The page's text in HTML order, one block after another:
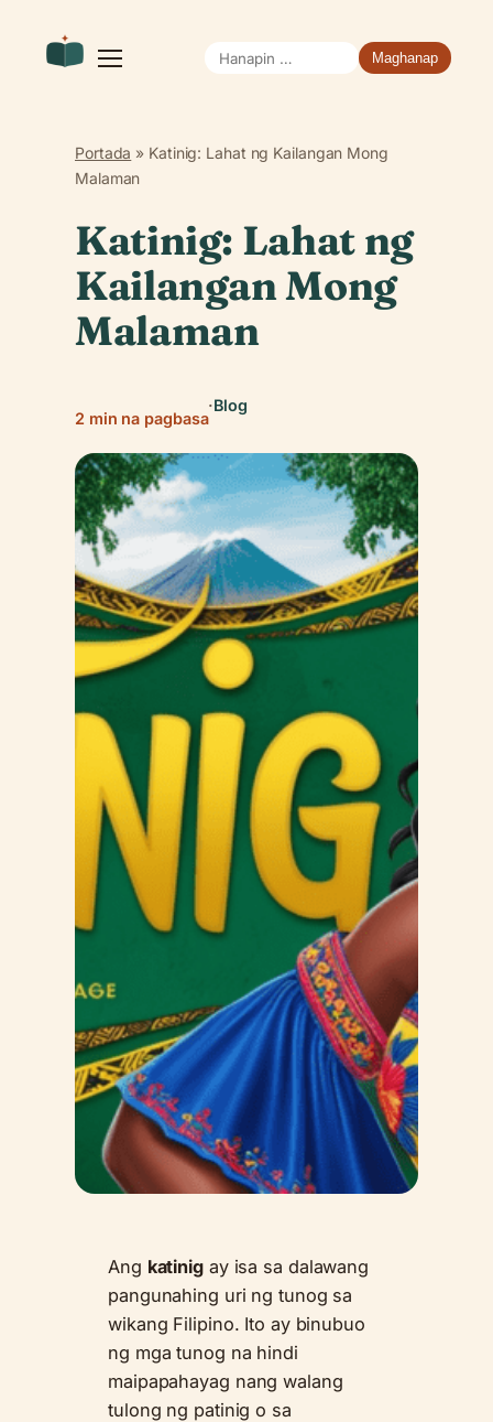
Buksan
ang
Hanapin
Portada » Katinig: Lahat ng Kailangan Mong
Malaman
Katinig: Lahat ng
Kailangan Mong
Malaman
2 min na pagbasa
·Blog
Ang katinigay isa sa dalawang
pangunahing uri ng tunog sa
wikang Filipino. Ito ay binubuo
ng mga tunog na hindi
maipapahayag nang walang
tulong ng patinig o sa